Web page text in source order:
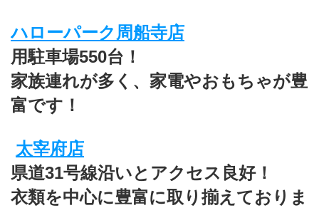
ハローパーク周船寺店
用駐車場550台！
家族連れが多く、家電やおもちゃが豊
富です！
太宰府店
県道31号線沿いとアクセス良好！
衣類を中心に豊富に取り揃えておりま